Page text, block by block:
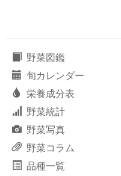
野菜図鑑
旬カレンダー
栄養成分表
野菜統計
野菜写真
野菜コラム
品種一覧